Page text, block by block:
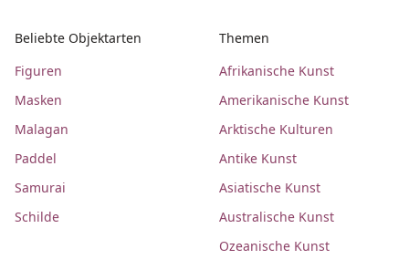
Beliebte Objektarten
Figuren
Masken
Malagan
Paddel
Samurai
Schilde
Themen
Afrikanische Kunst
Amerikanische Kunst
Arktische Kulturen
Antike Kunst
Asiatische Kunst
Australische Kunst
Ozeanische Kunst